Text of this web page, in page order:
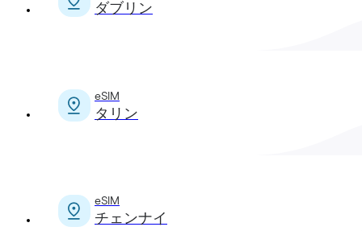
ダブリン
eSIM
タリン
eSIM
チェンナイ